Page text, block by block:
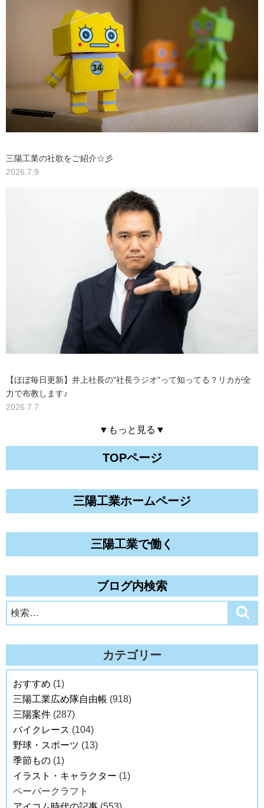
三陽工業の社歌をご紹介☆彡
2026.7.9
【ほぼ毎日更新】井上社長の"社長ラジオ"って知ってる？リカが全
力で布教します♪
2026.7.7
▼もっと見る▼
TOPページ
三陽工業ホームページ
三陽工業で働く
ブログ内検索
検
索:
カテゴリー
おすすめ (1)
三陽工業広め隊自由帳 (918)
三陽案件 (287)
バイクレース (104)
野球・スポーツ (13)
季節もの (1)
イラスト・キャラクター (1)
ペーパークラフト